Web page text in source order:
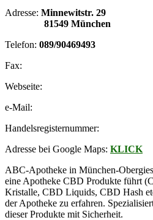
Adresse: Minnewitstr. 29
81549 München
Telefon: 089/90469493
Fax:
Webseite:
e-Mail:
Handelsregisternummer:
Adresse bei Google Maps: KLICK
ABC-Apotheke in München-
eine Apotheke CBD Produkte führt
Kristalle, CBD Liquids, CBD Hash
der Apotheke zu erfahren.
dieser Produkte mit Sicherheit.